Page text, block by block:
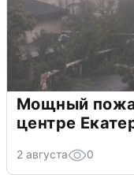
Мощный
центре
2 августа 0